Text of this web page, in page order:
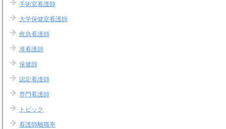
手術室看護師
大学保健室看護師
救急看護師
准看護師
保健師
認定看護師
専門看護師
トピック
看護師離職率